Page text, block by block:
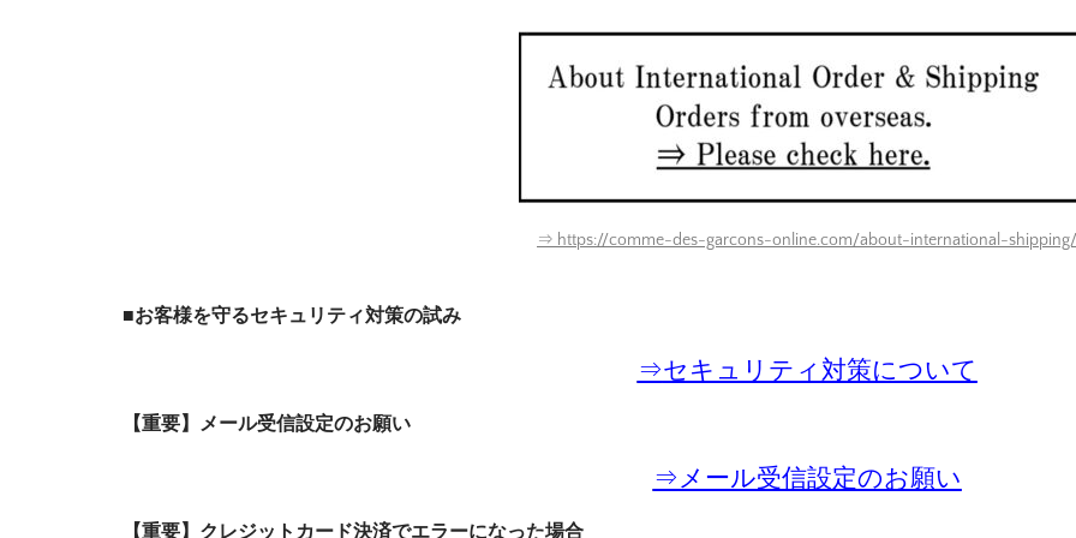
⇒ https://comme-des-garcons-online.com/about-international-shipping/
■お客様を守るセキュリティ対策の試み
⇒セキュリティ対策について
【重要】メール受信設定のお願い
⇒メール受信設定のお願い
【重要】クレジットカード決済でエラーになった場合